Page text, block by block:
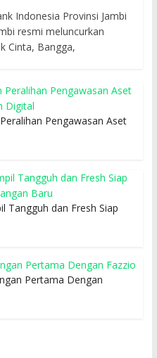
Indonesia Provinsi Jambi
resmi meluncurkan
Cinta, Bangga,
Pengawasan Aset
Tangguh dan Fresh Siap
Pertama Dengan